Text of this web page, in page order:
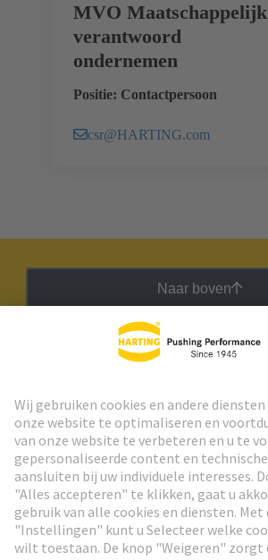
MVO Maatschappelijk
verantwoord
ondernemen
Positie: Contactpersoon
csr@HARTING.com
Naar boven
Ga naar registratie
Social Media